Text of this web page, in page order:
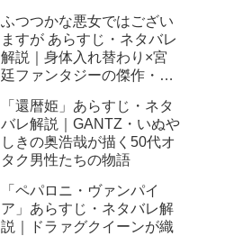
逆転人生
ふつつかな悪女ではござい
ますが あらすじ・ネタバレ
解説｜身体入れ替わり×宮
廷ファンタジーの傑作・
「還暦姫」あらすじ・ネタ
バレ解説｜GANTZ・いぬや
しきの奥浩哉が描く50代オ
タク男性たちの物語
「ペパロニ・ヴァンパイ
ア」あらすじ・ネタバレ解
説｜ドラァグクイーンが織